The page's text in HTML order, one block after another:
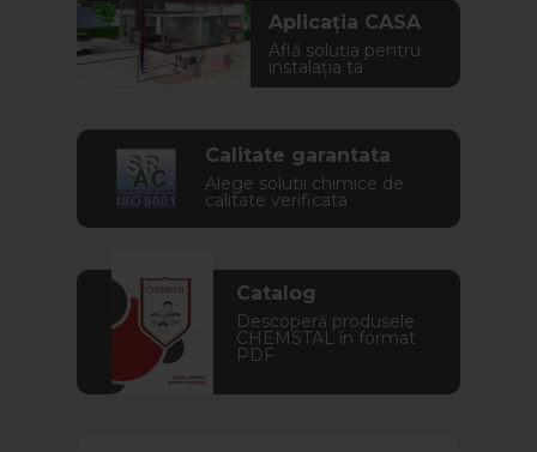
Aplicația CASA
Află soluția pentru
instalația ta
Calitate garantata
Alege solutii chimice de
calitate verificata
Catalog
Descoperă produsele
CHEMSTAL în format
PDF